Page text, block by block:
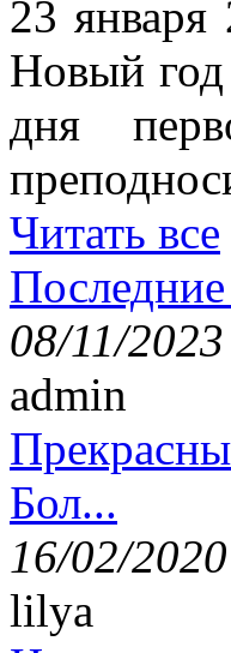
23 января
Новый год
дня
Читать все
08/11/2023
admin
Бол...
16/02/2020
lilya